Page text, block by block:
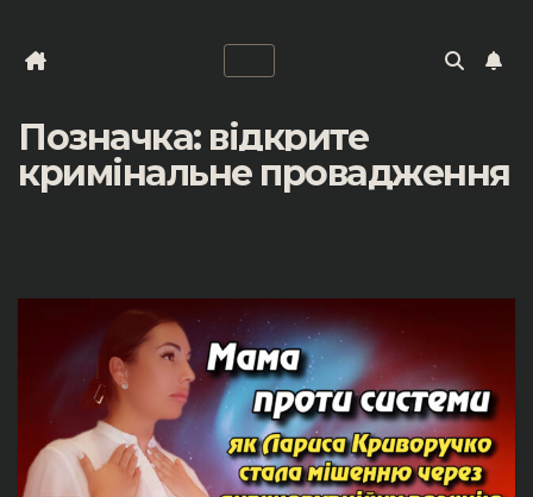
Позначка: відкрите
кримінальне провадження